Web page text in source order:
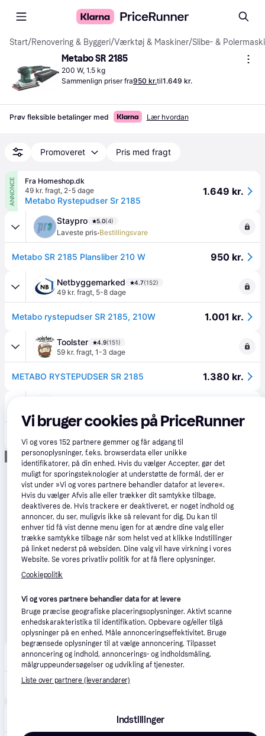
Start/Renovering & Byggeri/Værktøj & Maskiner/Slibe- &
Metabo SR 2185
200 W, 1.5 kg
Sammenlign priser fra950 kr.til1.649 kr.
Prøv fleksible betalinger med Lær hvordan
Promoveret Pris med fragt
ANNONCE
Fra Homeshop.dk
49 kr. fragt, 2-5 dage
Metabo Rystepudser Sr 2185
1.649 kr.
Staypro 5.0(4)
Laveste pris·Bestillingsvare
Metabo SR 2185 Plansliber 210 W 950 kr.
Netbyggemarked 4.7(152)
49 kr. fragt, 5-8 dage
Metabo rystepudser SR 2185, 210W 1.001 kr.
Toolster 4.9(151)
59 kr. fragt, 1-3 dage
METABO RYSTEPUDSER SR 2185 1.380 kr.
Annonce
Global Tools
Vi bruger cookies på PriceRunner
Vi og vores 152 partnere gemmer og får adgang til
personoplysninger, f.eks. browserdata eller unikke
identifikatorer, på din enhed. Hvis du vælger Accepter, gør det
muligt for sporingsteknologier at understøtte de formål, der er
vist under »Vi og vores partnere behandler datafor at levere«.
Hvis du vælger Afvis alle eller trækker dit samtykke tilbage,
deaktiveres de. Hvis trackere er deaktiveret, er noget indhold og
annoncer, du ser, muligvis ikke så relevant for dig. Du kan til
enhver tid få vist denne menu igen for at ændre dine valg eller
trække samtykke tilbage når som helst ved at klikke Indstillinger
på linket nederst på websiden. Dine valg vil have virkning i vores
Website. Se vores privatliv politik for at få flere oplysninger.
Cookiepolitik
Vi og vores partnere behandler data for at levere
Bruge præcise geografiske placeringsoplysninger. Aktivt scanne
enhedskarakteristika til identifikation. Opbevare og/eller tilgå
oplysninger på en enhed. Måle annonceringseffektivitet. Bruge
begrænsede oplysninger til at vælge annoncering. Tilpasset
annoncering og indhold, annoncerings- og indholdsmåling,
målgruppeundersøgelser og udvikling af tjenester.
Liste over partnere (leverandører)
Indstillinger